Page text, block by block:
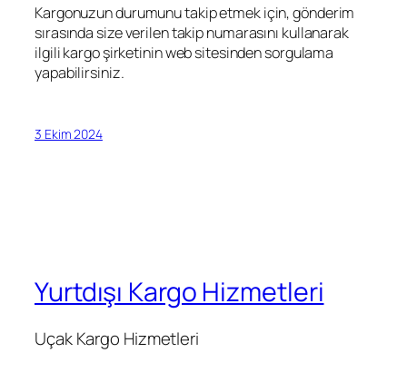
Kargonuzun durumunu takip etmek için, gönderim
sırasında size verilen takip numarasını kullanarak
ilgili kargo şirketinin web sitesinden sorgulama
yapabilirsiniz.
3 Ekim 2024
Yurtdışı Kargo Hizmetleri
Uçak Kargo Hizmetleri